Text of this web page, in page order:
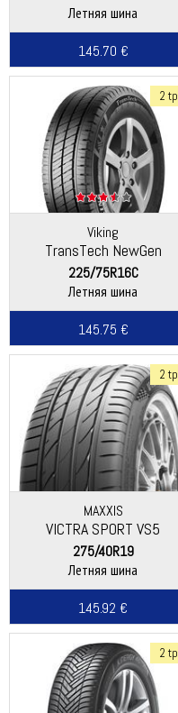
Летняя шина
145.70 €
2 tp
Viking
TransTech NewGen
(Continental)
225/75R16C
Летняя шина
145.75 €
2 tp
MAXXIS
VICTRA SPORT VS5
275/40R19
Летняя шина
145.92 €
2 tp